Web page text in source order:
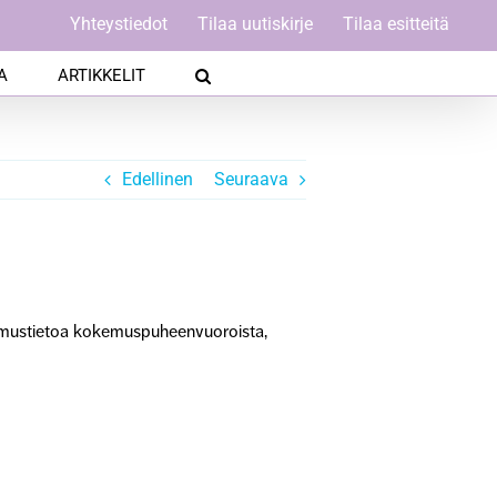
Yhteystiedot Tilaa uutiskirje Tilaa esitteitä
ARTIKKELIT
Edellinen Seuraava
kokemuspuheenvuoroista,